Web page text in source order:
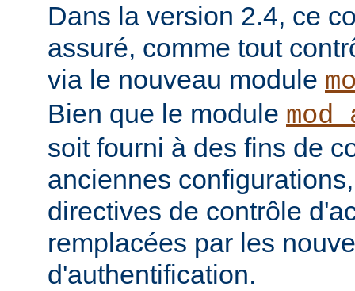
Dans la version 2.4, ce
assuré, comme tout
via le nouveau module
Bien que le module
soit fourni à des fins de
anciennes
directives de contrôle
remplacées par les
d'authentification.